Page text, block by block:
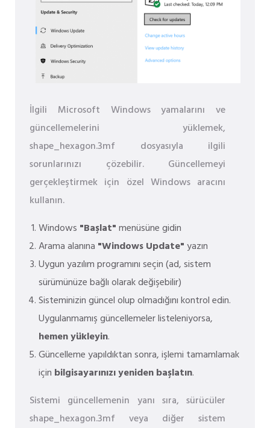
İlgili Microsoft Windows yamalarını ve
güncellemelerini yüklemek,
shape_hexagon.3mf dosyasıyla ilgili
sorunlarınızı çözebilir. Güncellemeyi
gerçekleştirmek için özel Windows aracını
kullanın.
Windows "Başlat"menüsüne gidin
Arama alanına "Windows Update"yazın
Uygun yazılım programını seçin (ad, sistem
sürümünüze bağlı olarak değişebilir)
Sisteminizin güncel olup olmadığını kontrol edin.
Uygulanmamış güncellemeler listeleniyorsa,
hemen yükleyin.
Güncelleme yapıldıktan sonra, işlemi tamamlamak
için bilgisayarınızı yeniden başlatın.
Sistemi güncellemenin yanı sıra, sürücüler
shape_hexagon.3mf veya diğer sistem